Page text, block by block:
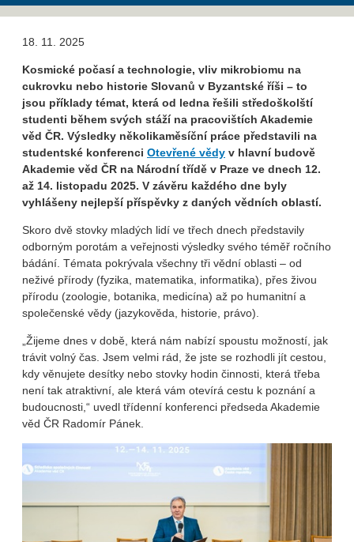
18. 11. 2025
Kosmické počasí a technologie, vliv mikrobiomu na
cukrovku nebo historie Slovanů v Byzantské říši – to
jsou příklady témat, která od ledna řešili středoškolští
studenti během svých stáží na pracovištích Akademie
věd ČR. Výsledky několikaměsíční práce představili na
studentské konferenci Otevřené vědy v hlavní budově
Akademie věd ČR na Národní třídě v Praze ve dnech 12.
až 14. listopadu 2025. V závěru každého dne byly
vyhlášeny nejlepší příspěvky z daných vědních oblastí.
Skoro dvě stovky mladých lidí ve třech dnech představily
odborným porotám a veřejnosti výsledky svého téměř ročního
bádání. Témata pokrývala všechny tři vědní oblasti – od
neživé přírody (fyzika, matematika, informatika), přes živou
přírodu (zoologie, botanika, medicína) až po humanitní a
společenské vědy (jazykověda, historie, právo).
„Žijeme dnes v době, která nám nabízí spoustu možností, jak
trávit volný čas. Jsem velmi rád, že jste se rozhodli jít cestou,
kdy věnujete desítky nebo stovky hodin činnosti, která třeba
není tak atraktivní, ale která vám otevírá cestu k poznání a
budoucnosti,“ uvedl třídenní konferenci předseda Akademie
věd ČR Radomír Pánek.